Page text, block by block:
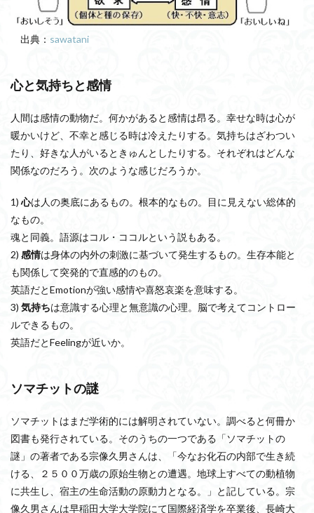
出典： sawatani
心と気持ちと感情
人間は感情の動物だ。何かがあると感情は昂る。幸せな時は心が
暖かいけど、不幸と感じる時は冷えたりする。気持ちはざわつい
たり、好きな人がいるときゅんとしたりする。それぞれはどんな
関係なのだろう。次のような感じだろうか。
1) 心は人の奥底にあるもの。根本的なもの。目に見えない総体的
なもの。
魂と同義。語源はコル・ココルという説もある。
2) 感情は身体の内外の刺激に基づいて発生するもの。生存本能と
も関係して突発的で直感的のもの。
英語だとEmotionが強い感情や喜怒哀楽を意味する。
3) 気持ちは意識する心理と無意識の心理。脳で考えてコントロー
ルできるもの。
英語だとFeelingが近いか。
ソマチットの謎
ソマチットはまだ学術的には解明されていない。調べると何冊か
図書も発行されている。そのうちの一つである「ソマチットの
謎」の著者である宗像久男さんは、「今なお化石の内部で生き続
ける、２５００万歳の原始生物との遭遇。地球上すべての動植物
に共生し、宿主の生命活動の原動力となる。」と記している。宗
像久男さんは早稲田大学大学院にて国際経済学を卒業後、長崎大